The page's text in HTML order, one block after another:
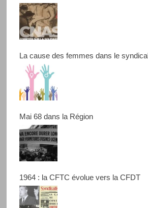
La cause des femmes dans le
Mai 68 dans la Région
1964 : la CFTC évolue vers la CFDT